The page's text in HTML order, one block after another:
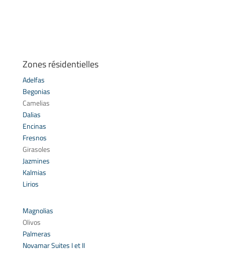
Zones résidentielles
Adelfas
Begonias
Camelias
Dalias
Encinas
Fresnos
Girasoles
Jazmines
Kalmias
Lirios
Magnolias
Olivos
Palmeras
Novamar Suites I et II